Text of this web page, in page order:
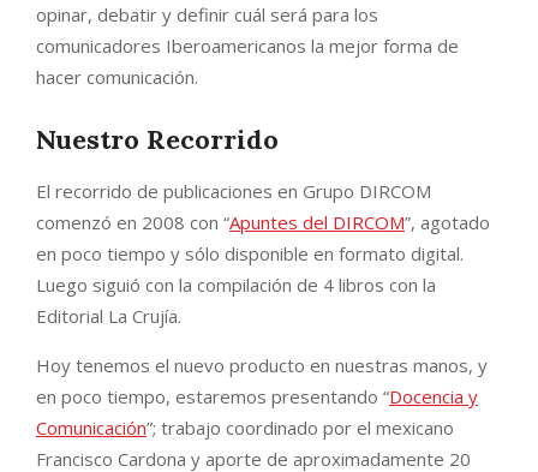
opinar, debatir y definir cuál será para los
comunicadores Iberoamericanos la mejor forma de
hacer comunicación.
Nuestro Recorrido
El recorrido de publicaciones en Grupo DIRCOM
comenzó en 2008 con “Apuntes del DIRCOM”, agotado
en poco tiempo y sólo disponible en formato digital.
Luego siguió con la compilación de 4 libros con la
Editorial La Crujía.
Hoy tenemos el nuevo producto en nuestras manos, y
en poco tiempo, estaremos presentando “Docencia y
Comunicación”; trabajo coordinado por el mexicano
Francisco Cardona y aporte de aproximadamente 20